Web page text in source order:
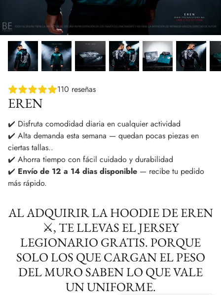
110 reseñas
EREN
✔️ Disfruta comodidad diaria en cualquier actividad
✔️ Alta demanda esta semana — quedan pocas piezas en
ciertas tallas..
✔️ Ahorra tiempo con fácil cuidado y durabilidad
✔️ Envío de 12 a 14 dias disponible — recibe tu pedido
más rápido.
AL ADQUIRIR LA HOODIE DE EREN
⚔️, TE LLEVAS EL JERSEY
LEGIONARIO GRATIS. PORQUE
SOLO LOS QUE CARGAN EL PESO
DEL MURO SABEN LO QUE VALE
UN UNIFORME.